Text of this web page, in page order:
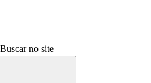
Buscar no site